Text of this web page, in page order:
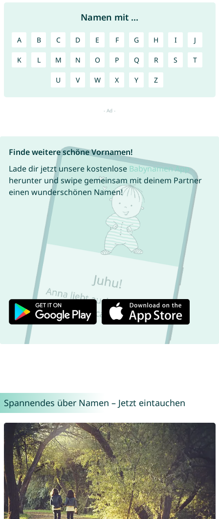
Namen mit ...
A B C D E F G H I J
K L M N O P Q R S T
U V W X Y Z
Finde weitere schöne Vornamen!
Lade dir jetzt unsere kostenlose Babynamen App
herunter und swipe gemeinsam mit deinem Partner
einen wunderschönen Namen!
Spannendes über Namen – Jetzt eintauchen